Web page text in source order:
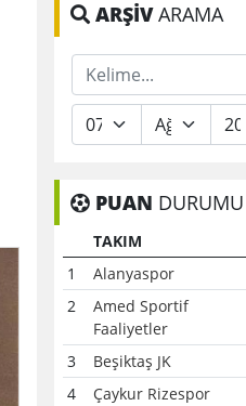
ARŞİVARAMA
PUAN DURUMU
TAKIM
1
Alanyaspor
2
Amed Sportif
Faaliyetler
3 Beşiktaş JK
4
Çaykur Rizespor